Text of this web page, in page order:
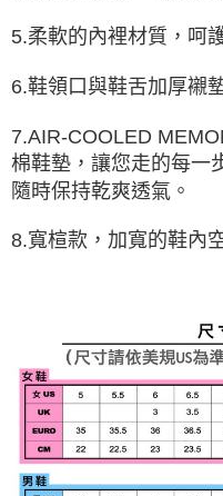
5.柔軟的內裡材質，呵
6.鞋領口與鞋舌加厚襯
7.AIR-COOLED
棉鞋墊，讓您走的每一
隨時保持乾爽透氣。
8.寬楦款，加寬的鞋內